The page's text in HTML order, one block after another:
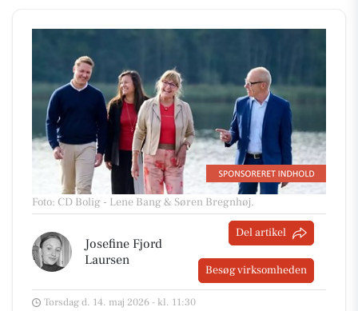
Foto: CD Bolig - Lene Bang & Søren Bregnhøj.
Josefine Fjord
Laursen
Del artikel
Besøg virksomheden
Torsdag d. 14. maj 2026 - kl. 11:30